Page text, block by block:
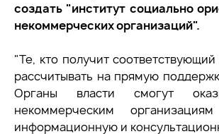
создать "институт социально
некоммерческих организаций".
"Те, кто получит соответствующий
рассчитывать на прямую
Органы власти смогут
некоммерческим
информационную и